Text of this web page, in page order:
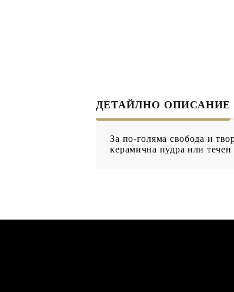
БРОШУРИ
БРОШУРИ
КАТАЛОГ АРТ
МАТЕРИАЛИ
ДЕТАЙЛНО ОПИСАНИЕ
За по-голяма свобода и
керамична пудра или